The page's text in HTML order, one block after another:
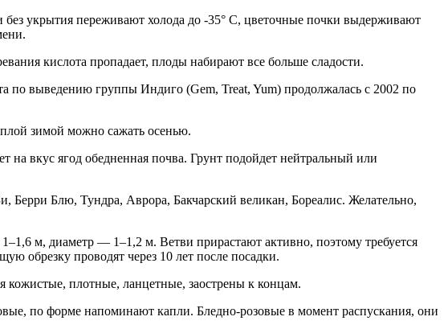
укрытия переживают холода до -35° C, цветочные почки выдерживают
кислота пропадает, плоды набирают все больше сладости.
по выведению группы Индиго (Gem, Treat, Yum) продолжалась с 2002 по
зимой можно сажать осенью.
на вкус ягод обедненная почва. Грунт подойдет нейтральный или
Берри Блю, Тундра, Аврора, Бакчарский великан, Бореалис. Желательно,
м, диаметр — 1–1,2 м. Ветви прирастают активно, поэтому требуется
обрезку проводят через 10 лет после посадки.
кожистые, плотные, ланцетные, заострены к концам.
по форме напоминают капли. Бледно-розовые в момент распускания, они